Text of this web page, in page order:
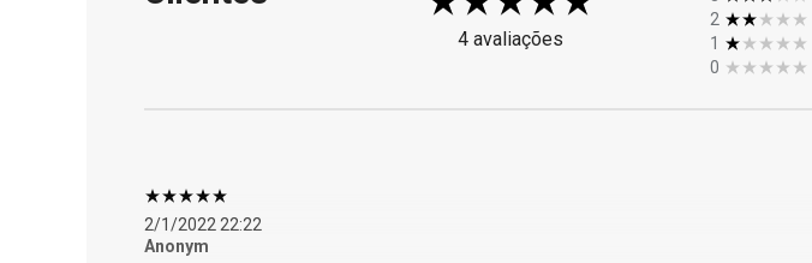
4 avaliações
2
1
0
2/1/2022 22:22
Anonym